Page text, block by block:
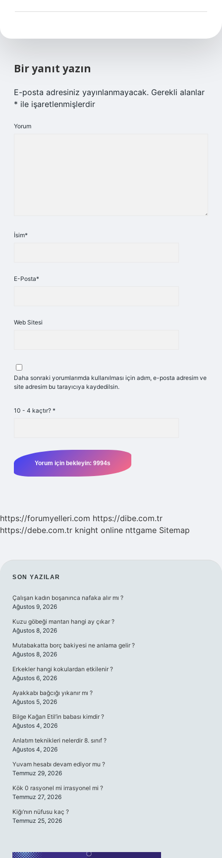
Bir yanıt yazın
E-posta adresiniz yayınlanmayacak. Gerekli alanlar
* ile işaretlenmişlerdir
Yorum
İsim*
E-Posta*
Web Sitesi
Daha sonraki yorumlarımda kullanılması için adım, e-posta adresim ve
site adresim bu tarayıcıya kaydedilsin.
10 - 4 kaçtır? *
https://forumyelleri.com https://dibe.com.tr
https://debe.com.tr knight online nttgame Sitemap
SIDEBAR
SON YAZILAR
Çalışan kadın boşanınca nafaka alır mı ?
Ağustos 9, 2026
Kuzu göbeği mantarı hangi ay çıkar ?
Ağustos 8, 2026
Mutabakatta borç bakiyesi ne anlama gelir ?
Ağustos 8, 2026
Erkekler hangi kokulardan etkilenir ?
Ağustos 6, 2026
Ayakkabı bağcığı yıkanır mı ?
Ağustos 5, 2026
Bilge Kağan Etil’in babası kimdir ?
Ağustos 4, 2026
Anlatım teknikleri nelerdir 8. sınıf ?
Ağustos 4, 2026
Yuvam hesabı devam ediyor mu ?
Temmuz 29, 2026
Kök 0 rasyonel mi irrasyonel mi ?
Temmuz 27, 2026
Kiğı’nın nüfusu kaç ?
Temmuz 25, 2026